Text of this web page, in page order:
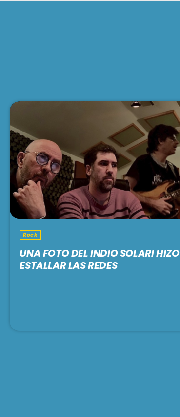
Rock
UNA FOTO DEL INDIO SOLARI HIZO
ESTALLAR LAS REDES